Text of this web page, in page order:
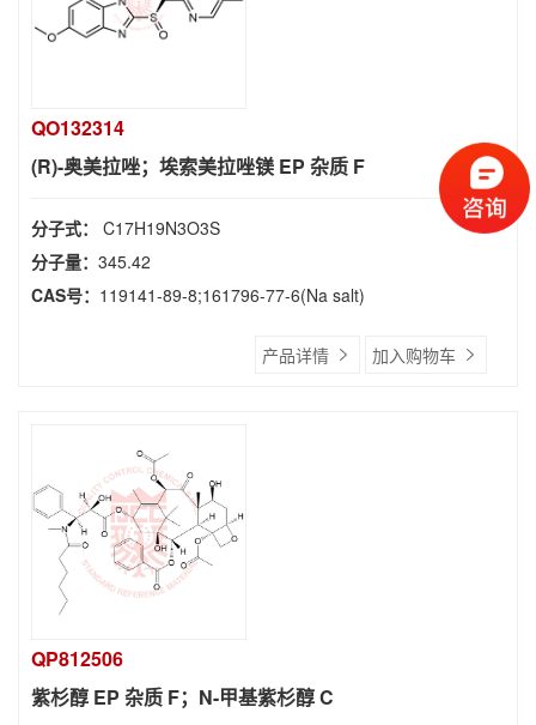
QO132314
(R)-奥美拉唑；埃索美拉唑镁 EP 杂质 F
分子式： C17H19N3O3S
分子量： 345.42
CAS号： 119141-89-8;161796-77-6(Na salt)
产品详情 加入购物车
QP812506
紫杉醇 EP 杂质 F；N-甲基紫杉醇 C